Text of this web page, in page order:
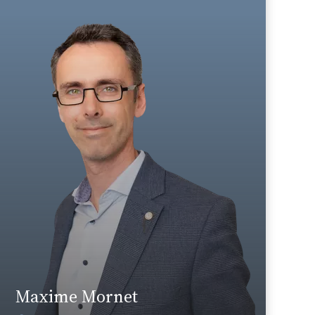
Maxime Mornet
Anglais, Allemand
+33 5 46 50 56 66
maxime.mornet@fidal.com
En savoir plus
Voir les actualités